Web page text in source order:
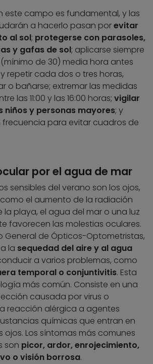
este campo es fundamental, y las
a hacerlo pasan porevitar
al sol; protegerse con parasoles,
y gafas de sol; aplicarse siempre
(mínimo de 30) media hora antes
repetir cada dos o tres horas,
o bañarse; extremar las medidas
las 11:00 y las 16:00 horas; vigilar
niños y personas mayores; y
frecuencia para evitar cuadros de
por el agua de mar
sensibles del verano son los ojos,
el aumento de la radiación
la playa, el agua del mar o una luz
favorecen las molestias oculares.
General de Ópticos-Optometristas,
la sequedad del aire y al agua
a varios problemas, como
temporal o conjuntivitis. Esta
más común. Consiste en una
causada por virus o
reacción alérgica a agentes
químicas que entran en
Los síntomas más comunes
son picor, ardor, enrojecimiento,
o visión borrosa.